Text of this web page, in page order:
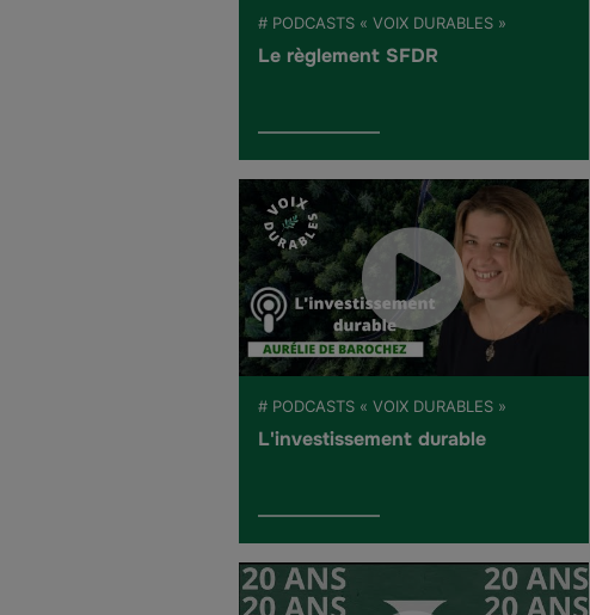
# PODCASTS « VOIX DURABLES »
Le règlement SFDR
# PODCASTS « VOIX DURABLES »
L'investissement durable